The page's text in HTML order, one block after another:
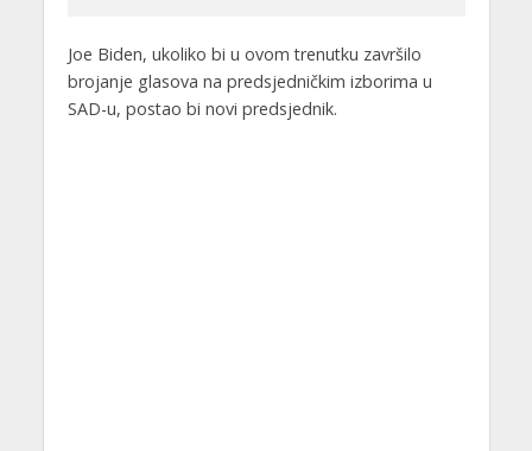
Joe Biden, ukoliko bi u ovom trenutku završilo
brojanje glasova na predsjedničkim izborima u
SAD-u, postao bi novi predsjednik.